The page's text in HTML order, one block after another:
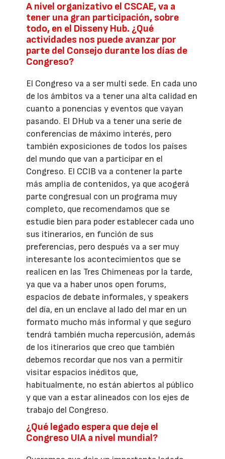
A nivel organizativo el CSCAE, va a
tener una gran participación, sobre
todo, en el Disseny Hub. ¿Qué
actividades nos puede avanzar por
parte del Consejo durante los días de
Congreso?
El Congreso va a ser multi sede. En cada uno
de los ámbitos va a tener una alta calidad en
cuanto a ponencias y eventos que vayan
pasando. El DHub va a tener una serie de
conferencias de máximo interés, pero
también exposiciones de todos los países
del mundo que van a participar en el
Congreso. El CCIB va a contener la parte
más amplia de contenidos, ya que acogerá
parte congresual con un programa muy
completo, que recomendamos que se
estudie bien para poder establecer cada uno
sus itinerarios, en función de sus
preferencias, pero después va a ser muy
interesante los acontecimientos que se
realicen en las Tres Chimeneas por la tarde,
ya que va a haber unos open forums,
espacios de debate informales, y speakers
del día, en un enclave al lado del mar en un
formato mucho más informal y que seguro
tendrá también mucha repercusión, además
de los itinerarios que creo que también
debemos recordar que nos van a permitir
visitar espacios inéditos que,
habitualmente, no están abiertos al público
y que van a estar alineados con los ejes de
trabajo del Congreso.
¿Qué legado espera que deje el
Congreso UIA a nivel mundial?